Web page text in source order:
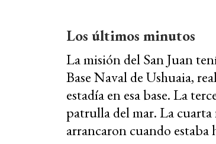
Los últimos minutos
La misión del San Juan
Base Naval de Ushuaia,
estadía en esa base. La
patrulla del mar. La
arrancaron cuando